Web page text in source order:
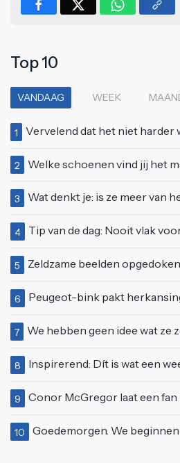
Top 10
VANDAAG WEEK
1 Vervelend dat het niet harder
2 Welke schoenen vind jij het
3 Wat denkt je: is ze meer van het badpak
4 Tip van de dag: Nooit vlak voor
5 Zeldzame beelden opgedoken
6 Peugeot-bink pakt herkansing na gênante
7 We hebben geen idee wat ze zegt,
8 Inspirerend: Dít is wat een week lang
9 Conor McGregor laat een fan in
10 Goedemorgen. We beginnen de dag